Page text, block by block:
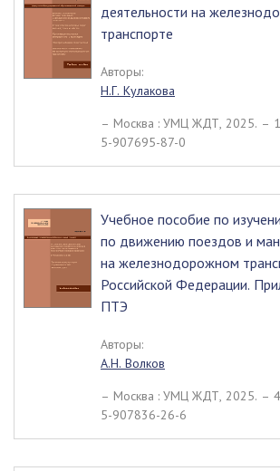
деятельности на
транспорте
Авторы:
Н.Г. Кулакова
– Москва : УМЦ ЖДТ, 2025. –
5-907695-87-0
Учебное пособие по
по движению поездов и
на железнодорожном
Российской Федерации.
ПТЭ
Авторы:
А.Н. Волков
– Москва : УМЦ ЖДТ, 2025. –
5-907836-26-6